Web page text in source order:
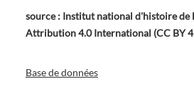
source : Institut national d'histoire de
Attribution 4.0 International (CC BY
Base de données